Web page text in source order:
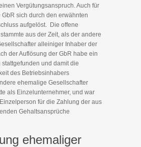
Vergütungsanspruch. Auch für
GbR sich durch den erwähnten
aufgelöst. Die offene
aus der Zeit, als der andere
alleiniger Inhaber der
der Auflösung der GbR habe ein
und damit die
des Betriebsinhabers
ehemalige Gesellschafter
als Einzelunternehmer, und war
für die Zahlung der aus
Gehaltsansprüche
ehemaliger